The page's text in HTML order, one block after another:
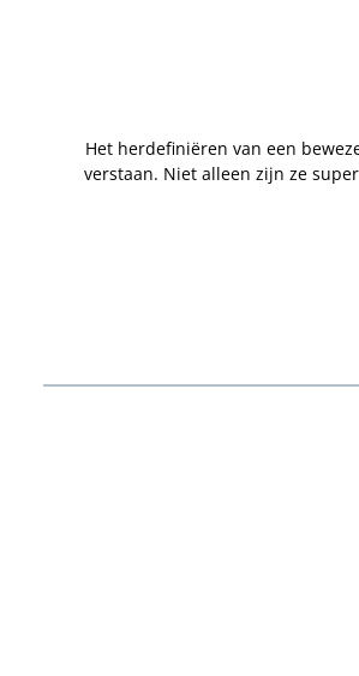
Het herdefiniëren van een
verstaan. Niet alleen zijn ze